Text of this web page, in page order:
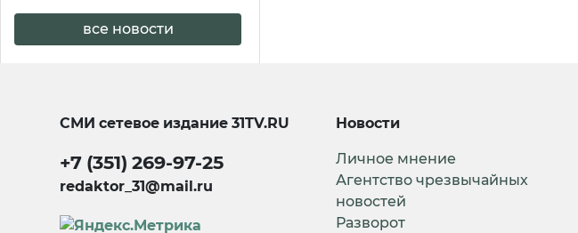
все новости
СМИ сетевое издание31TV.RU
+7 (351) 269-97-25
redaktor_31@mail.ru
Новости
Личное мнение
Агентство чрезвычайных
новостей
Разворот